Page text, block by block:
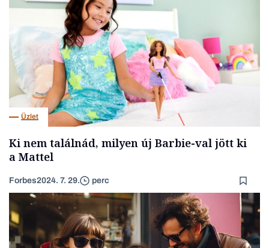
Üzlet
Ki nem találnád, milyen új Barbie-val jött ki
a Mattel
Forbes2024. 7. 29. perc